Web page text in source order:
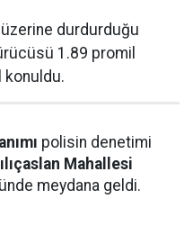
durdurduğu
1.89 promil
konuldu.
polisin denetimi
Mahallesi
meydana geldi.